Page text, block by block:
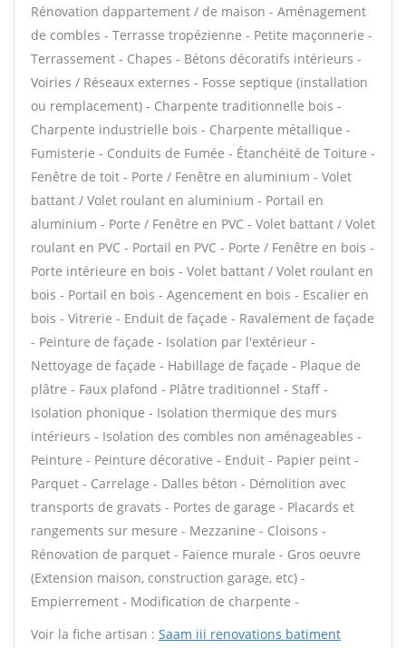
Rénovation dappartement / de maison - Aménagement
de combles - Terrasse tropézienne - Petite maçonnerie -
Terrassement - Chapes - Bétons décoratifs intérieurs -
Voiries / Réseaux externes - Fosse septique (installation
ou remplacement) - Charpente traditionnelle bois -
Charpente industrielle bois - Charpente métallique -
Fumisterie - Conduits de Fumée - Étanchéité de Toiture -
Fenêtre de toit - Porte / Fenêtre en aluminium - Volet
battant / Volet roulant en aluminium - Portail en
aluminium - Porte / Fenêtre en PVC - Volet battant / Volet
roulant en PVC - Portail en PVC - Porte / Fenêtre en bois -
Porte intérieure en bois - Volet battant / Volet roulant en
bois - Portail en bois - Agencement en bois - Escalier en
bois - Vitrerie - Enduit de façade - Ravalement de façade
- Peinture de façade - Isolation par l'extérieur -
Nettoyage de façade - Habillage de façade - Plaque de
plâtre - Faux plafond - Plâtre traditionnel - Staff -
Isolation phonique - Isolation thermique des murs
intérieurs - Isolation des combles non aménageables -
Peinture - Peinture décorative - Enduit - Papier peint -
Parquet - Carrelage - Dalles béton - Démolition avec
transports de gravats - Portes de garage - Placards et
rangements sur mesure - Mezzanine - Cloisons -
Rénovation de parquet - Faïence murale - Gros oeuvre
(Extension maison, construction garage, etc) -
Empierrement - Modification de charpente -
Voir la fiche artisan : Saam iii renovations batiment